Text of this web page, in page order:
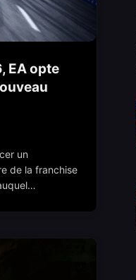
EA opte
un
de la franchise